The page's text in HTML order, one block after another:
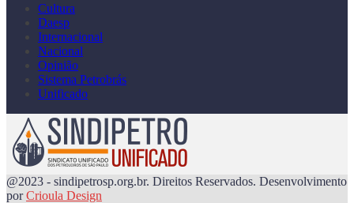
Cultura
Daesp
Internacional
Nacional
Opinião
Sistema Petrobrás
Unificado
@2023 - sindipetrosp.org.br. Direitos Reservados. Desenvolvimento
porCrioula Design